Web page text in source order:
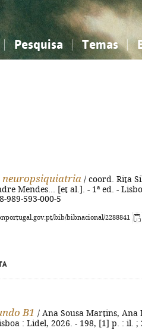
Pesquisa Temas
neuropsiquiatria / coord. Rita
Mendes... [et al.]. - 1ª ed. -
989-593-000-5
bib/bibnacional/2288841
B1 / Ana Sousa Martins, Ana
: Lidel, 2026. - 198, [1] p. : il. ;